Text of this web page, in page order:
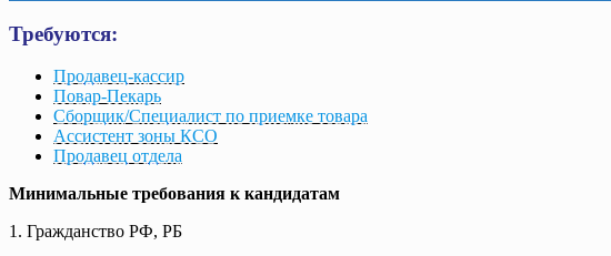
Требуются:
Продавец-кассир
Повар-Пекарь
Сборщик/Специалист по приемке товара
Ассистент зоны КСО
Продавец отдела
Минимальные требования к кандидатам
1. Гражданство РФ, РБ